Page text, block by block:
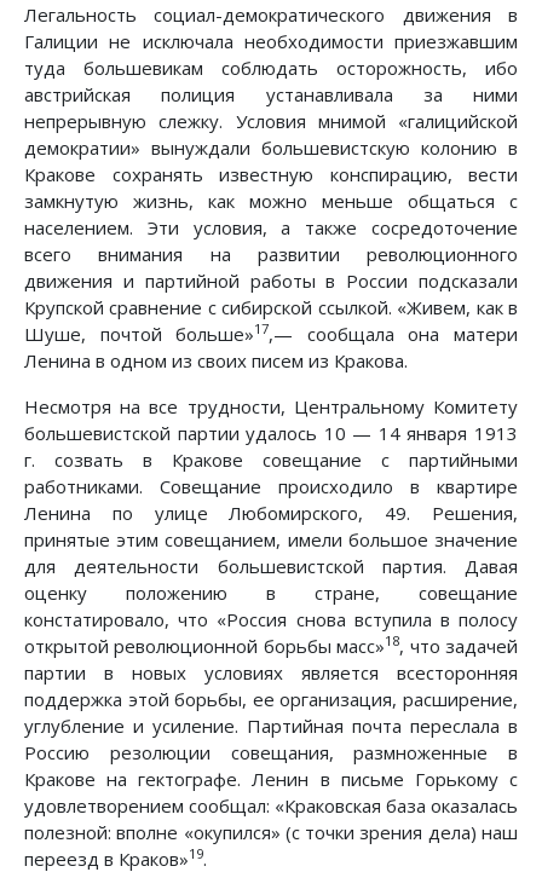
Легальность социал-демократического движения в
Галиции не исключала необходимости приезжавшим
туда большевикам соблюдать осторожность, ибо
австрийская полиция устанавливала за ними
непрерывную слежку. Условия мнимой «галицийской
демократии» вынуждали большевистскую колонию в
Кракове сохранять известную конспирацию, вести
замкнутую жизнь, как можно меньше общаться с
населением. Эти условия, а также сосредоточение
всего внимания на развитии революционного
движения и партийной работы в России подсказали
Крупской сравнение с сибирской ссылкой. «Живем, как в
Шуше, почтой больше»17,— сообщала она матери
Ленина в одном из своих писем из Кракова.
Несмотря на все трудности, Центральному Комитету
большевистской партии удалось 10 — 14 января 1913
г. созвать в Кракове совещание с партийными
работниками. Совещание происходило в квартире
Ленина по улице Любомирского, 49. Решения,
принятые этим совещанием, имели большое значение
для деятельности большевистской партия. Давая
оценку положению в стране, совещание
констатировало, что «Россия снова вступила в полосу
открытой революционной борьбы масс»18, что задачей
партии в новых условиях является всесторонняя
поддержка этой борьбы, ее организация, расширение,
углубление и усиление. Партийная почта переслала в
Россию резолюции совещания, размноженные в
Кракове на гектографе. Ленин в письме Горькому с
удовлетворением сообщал: «Краковская база оказалась
полезной: вполне «окупился» (с точки зрения дела) наш
переезд в Краков»19.